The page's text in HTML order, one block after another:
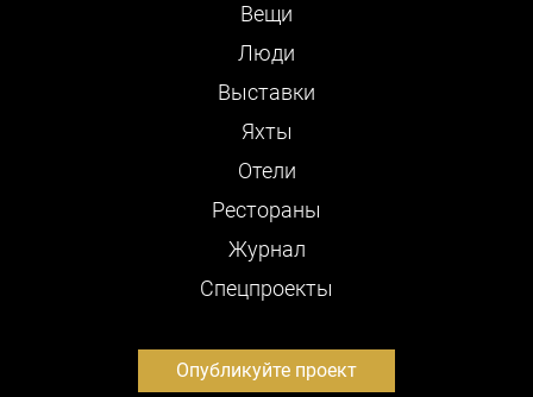
Вещи
Люди
Выставки
Яхты
Отели
Рестораны
Журнал
Cпецпроекты
Опубликуйте проект